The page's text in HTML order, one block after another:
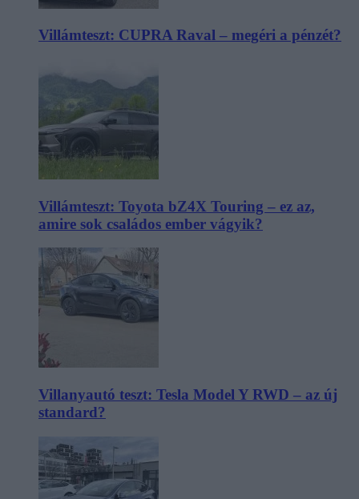
Villámteszt: CUPRA Raval – megéri a pénzét?
Villámteszt: Toyota bZ4X Touring – ez az,
amire sok családos ember vágyik?
Villanyautó teszt: Tesla Model Y RWD – az új
standard?